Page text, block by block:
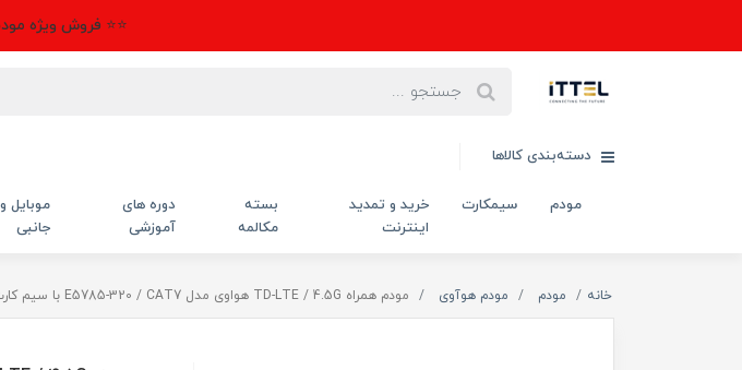
⭐⭐ فروش ویژه
دسته‌بندی کالاها
مودم سیمکارت
خرید و تمدید
اینترنت
بسته
مکالمه
دوره های
آموزشی
موبایل
جانبی
خانه مودم مودم هوآوی مودم همراه TD-LTE / 4.5G هواوی مدل E5785-320 / CAT7 با سیم کارت TD-LTE و اینترنت 100 گیگ سه ماه